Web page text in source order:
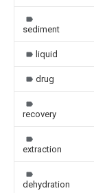
sediment
liquid
drug
recovery
extraction
dehydration